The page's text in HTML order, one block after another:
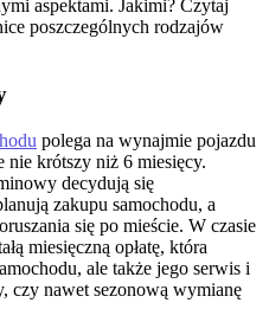
aspektami. Jakimi? Czytaj
poszczególnych rodzajów
polega na wynajmie pojazdu
nie krótszy niż 6 miesięcy.
decydują się
zakupu samochodu, a
się po mieście. W czasie
miesięczną opłatę, która
ale także jego serwis i
czy nawet sezonową wymianę